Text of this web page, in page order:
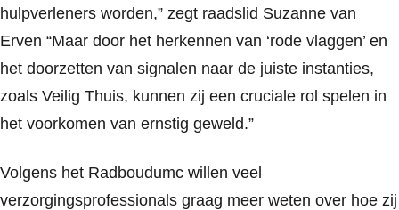
hulpverleners worden,” zegt raadslid Suzanne van
Erven “Maar door het herkennen van ‘rode vlaggen’ en
het doorzetten van signalen naar de juiste instanties,
zoals Veilig Thuis, kunnen zij een cruciale rol spelen in
het voorkomen van ernstig geweld.”
Volgens het Radboudumc willen veel
verzorgingsprofessionals graag meer weten over hoe zij